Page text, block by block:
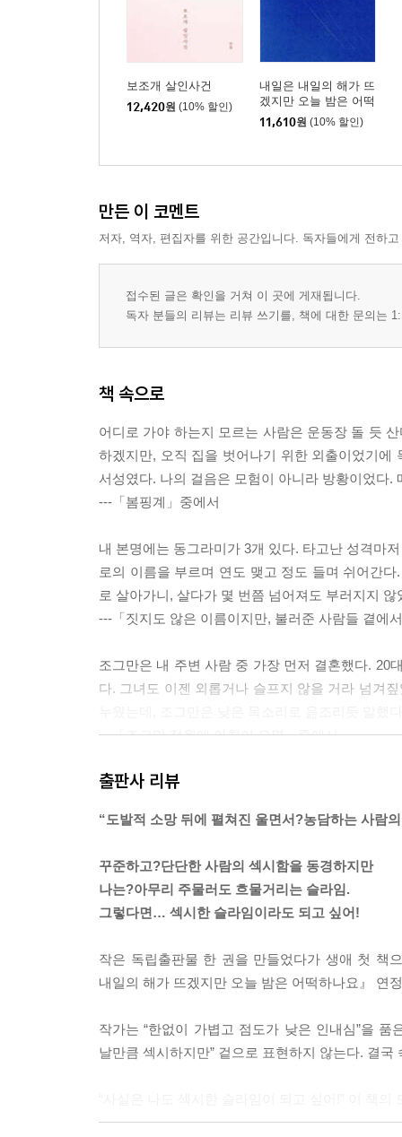
보조개 살인사건
12,420원 (10% 할인)
내일은 내일의 해가 뜨
겠지만 오늘 밤은 어떡
하나요
11,610원 (10% 할인)
만든 이 코멘트
저자, 역자, 편집자를 위한 공간입니다. 독자들에게 전하
접수된 글은 확인을 거쳐 이 곳에 게재됩니다.
독자 분들의 리뷰는 리뷰 쓰기를, 책에 대한 문의는
책 속으로
어디로 가야 하는지 모르는 사람은 운동장 돌 듯
하겠지만, 오직 집을 벗어나기 위한 외출이었기
서성였다. 나의 걸음은 모험이 아니라 방황이었다.
---「봄핑계」중에서
내 본명에는 동그라미가 3개 있다. 타고난 성격마
로의 이름을 부르며 연도 맺고 정도 들며 쉬어간
로 살아가니, 살다가 몇 번쯤 넘어져도 부러지지
---「짓지도 않은 이름이지만, 불러준 사람들 곁에
조그만은 내 주변 사람 중 가장 먼저 결혼했다. 20
다. 그녀도 이젠 외롭거나 슬프지 않을 거라 넘겨
---「조그만 정원에 아침이 오면」중에서
슬픔 속에 슬픔만 있지 않아서, 구석구석 들여다
---「외로움 목격자」중에서
나는 새로운 일을 시도하기도 전에 시작했다는
한 후 업로드 한다. 새로 고침을 반복하며 타인의
는다. 한없이 가볍고 점도가 낮은 인내심이다.
---「섹시한 슬라임이 되고 싶어」중에서
달려야 하는 단 한 번의 경기란 최악이다. 시작하
을 먹는 느긋한 운동회 같기를 바랐다.
출판사 리뷰
“도발적 소망 뒤에 펼쳐진 울면서?농담하는 사람
꾸준하고?단단한 사람의 섹시함을 동경하지만
나는?아무리 주물러도 흐물거리는 슬라임.
그렇다면… 섹시한 슬라임이라도 되고 싶어!
작은 독립출판물 한 권을 만들었다가 생애 첫 책
내일의 해가 뜨겠지만 오늘 밤은 어떡하나요』 연
작가는 “한없이 가볍고 점도가 낮은 인내심”을
날만큼 섹시하지만” 겉으로 표현하지 않는다. 결국